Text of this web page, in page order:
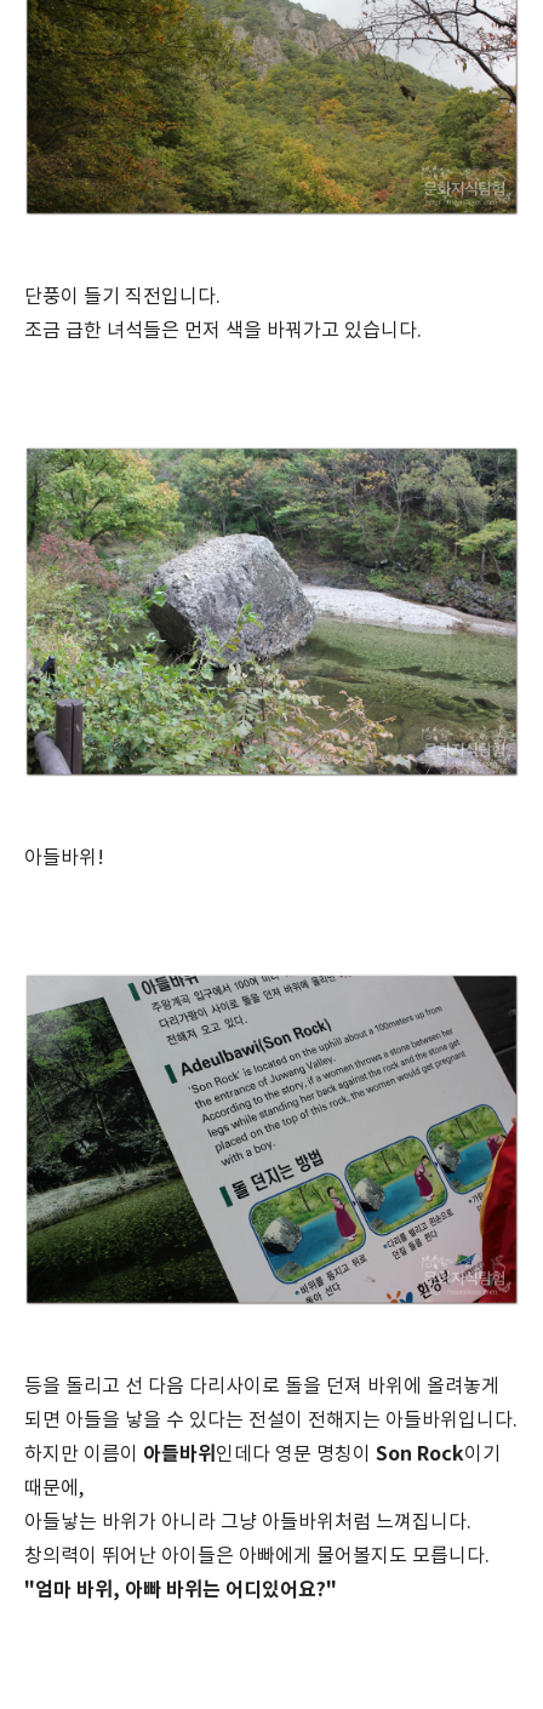
단풍이 들기 직전입니다.
조금 급한 녀석들은 먼저 색을 바꿔가고 있습니다.
아들바위!
등을 돌리고 선 다음 다리사이로 돌을 던져 바위에 올려놓게
되면 아들을 낳을 수 있다는 전설이 전해지는 아들바위입니다.
하지만 이름이 아들바위 인데다 영문 명칭이 Son Rock이기
때문에,
아들낳는 바위가 아니라 그냥 아들바위처럼 느껴집니다.
창의력이 뛰어난 아이들은 아빠에게 물어볼지도 모릅니다.
"엄마 바위, 아빠 바위는 어디있어요?"